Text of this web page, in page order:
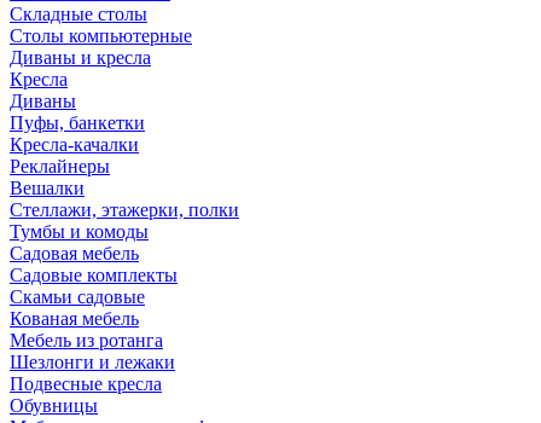
Складные столы
Столы компьютерные
Диваны и кресла
Кресла
Диваны
Пуфы, банкетки
Кресла-качалки
Реклайнеры
Вешалки
Стеллажи, этажерки, полки
Тумбы и комоды
Садовая мебель
Садовые комплекты
Скамьи садовые
Кованая мебель
Мебель из ротанга
Шезлонги и лежаки
Подвесные кресла
Обувницы